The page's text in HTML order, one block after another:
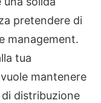
pretendere di
management.
tua
mantenere
distribuzione